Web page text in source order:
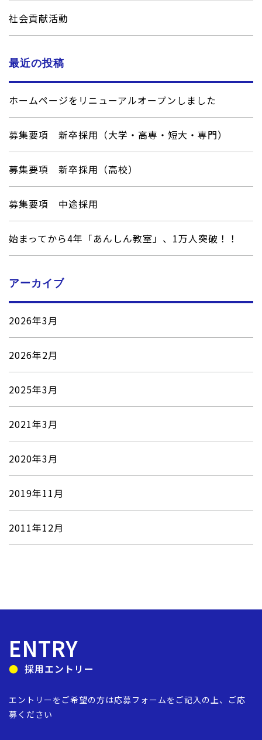
社会貢献活動
最近の投稿
ホームページをリニューアルオープンしました
募集要項 新卒採用（大学・高専・短大・専門）
募集要項 新卒採用（高校）
募集要項 中途採用
始まってから4年「あんしん教室」、1万人突破！！
アーカイブ
2026年3月
2026年2月
2025年3月
2021年3月
2020年3月
2019年11月
2011年12月
ENTRY
採用エントリー
エントリーをご希望の方は応募フォームをご記入の上、ご応
募ください